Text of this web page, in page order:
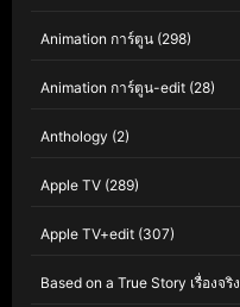
Animation การ์ตูน (298)
Animation การ์ตูน-edit (28)
Anthology (2)
Apple TV (289)
Apple TV+edit (307)
Based on a True Story เรื่องจริง